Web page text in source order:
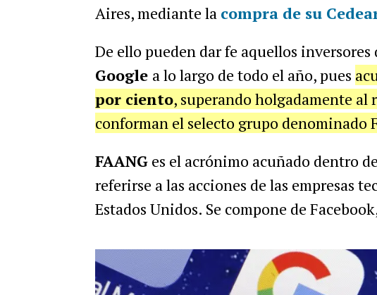
Aires, mediante la compra de su
De ello pueden dar fe aquellos
Google a lo largo de todo el año, pues
por ciento, superando holgadamente al
conforman el selecto grupo denominado
FAANGes el acrónimo acuñado dentro
referirse a las acciones de las empresas
Estados Unidos. Se compone de